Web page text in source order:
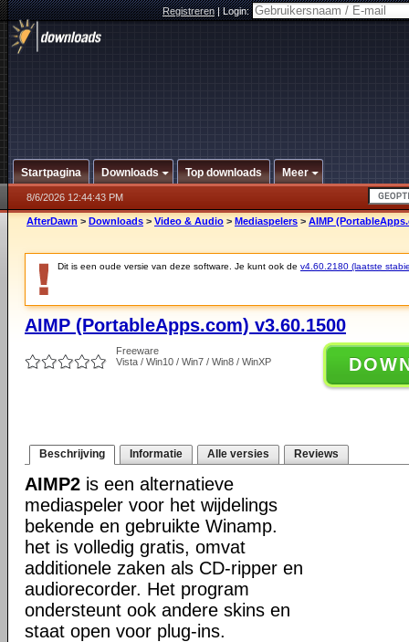
Registreren|Login:
Startpagina Downloads Top downloads Meer
8/6/2026 12:44:43 PM
AfterDawn > Downloads > Video & Audio > Mediaspelers > AIMP
Dit is een oude versie van deze software. Je kunt ook de v4.60.2180 (laatste
AIMP (PortableApps.com) v3.60.1500
Freeware
Vista / Win10 / Win7 / Win8 / WinXP
Beschrijving Informatie Alle versies Reviews
AIMP2 is een alternatieve
mediaspeler voor het wijdelings
bekende en gebruikte Winamp.
het is volledig gratis, omvat
additionele zaken als CD-ripper en
audiorecorder. Het program
ondersteunt ook andere skins en
staat open voor plug-ins.